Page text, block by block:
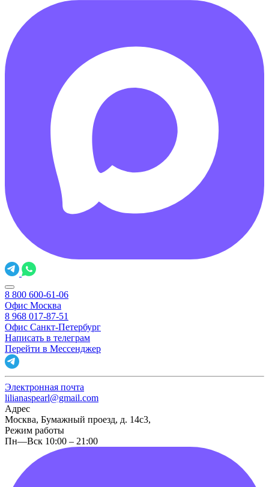
8 800 600-61-06
Офис Москва
8 968 017-87-51
Офис Санкт-Петербург
Написать в телеграм
Перейти в Мессенджер
Электронная почта
lilianaspearl@gmail.com
Адрес
Москва, Бумажный проезд, д. 14с3,
Режим работы
Пн—Вск 10:00 – 21:00